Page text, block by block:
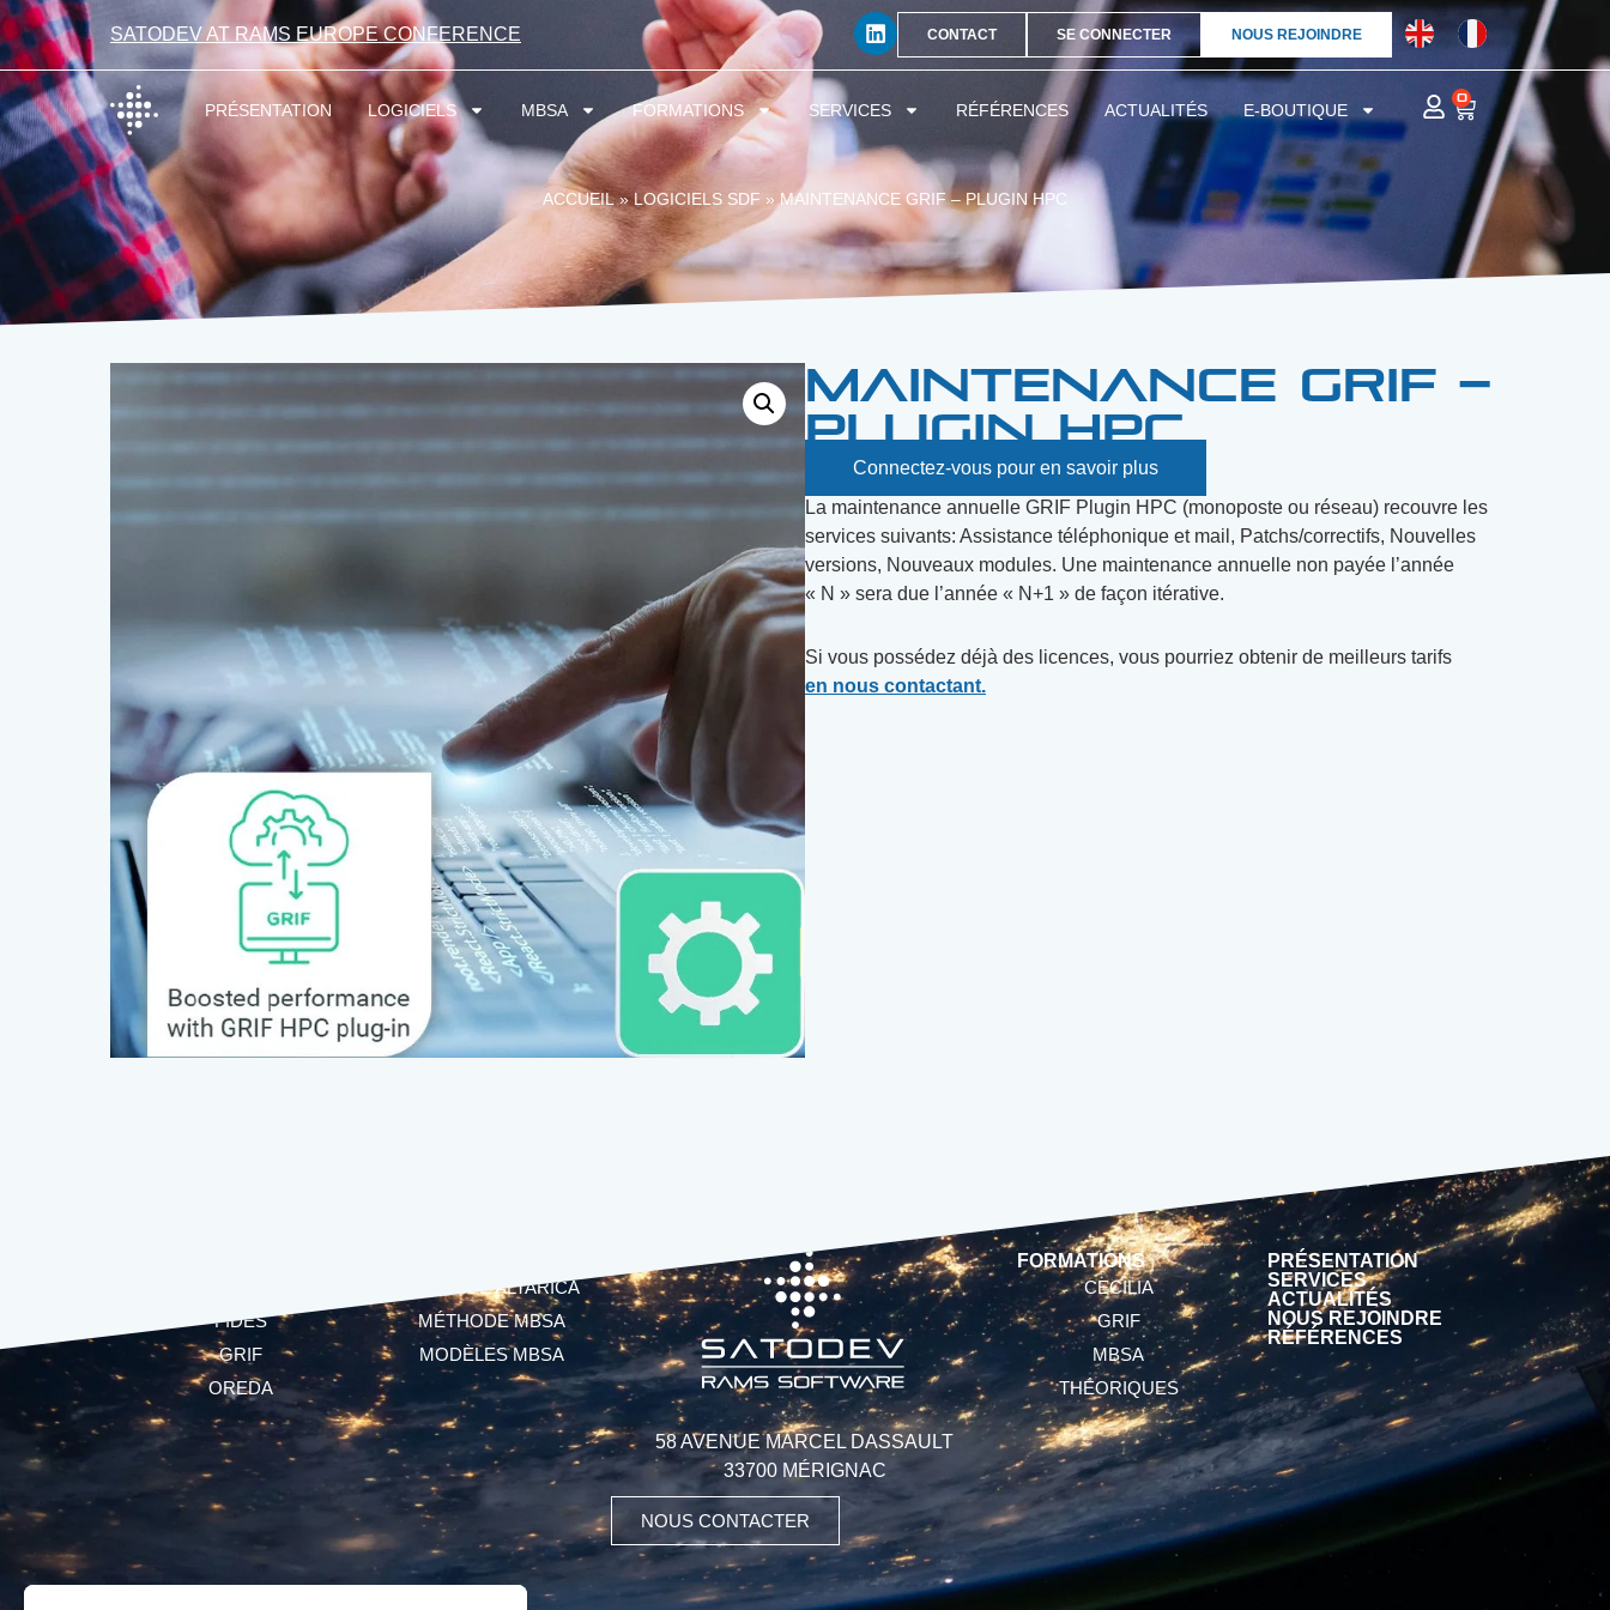
SATODEV AT RAMS EUROPE CONFERENCE CONTACT SE CONNECTER NOUS REJOINDRE
PRÉSENTATION LOGICIELS MBSA FORMATIONS SERVICES RÉFÉRENCES ACTUALITÉS E-BOUTIQUE
0
ACCUEIL»LOGICIELS SDF » MAINTENANCE GRIF – PLUGIN HPC
Maintenance GRIF –
Plugin HPC
Connectez-vous pour en savoir plus
La maintenance annuelle GRIF Plugin HPC (monoposte ou réseau) recouvre les
services suivants: Assistance téléphonique et mail, Patchs/correctifs, Nouvelles
versions, Nouveaux modules. Une maintenance annuelle non payée l’année
« N » sera due l’année « N+1 » de façon itérative.
Si vous possédez déjà des licences, vous pourriez obtenir de meilleurs tarifs
en nous contactant.
FIDES
GRIF
OREDA
LANGAGE ALTARICA
MÉTHODE MBSA
MODÈLES MBSA
58 AVENUE MARCEL DASSAULT
33700 MÉRIGNAC
NOUS CONTACTER
FORMATIONS
CECILIA
GRIF
MBSA
THÉORIQUES
PRÉSENTATION
SERVICES
ACTUALITÉS
NOUS REJOINDRE
RÉFÉRENCES